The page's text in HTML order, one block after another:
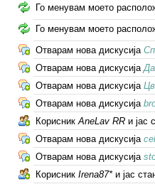
Го менувам моето
Го менувам моето
Отварам нова дискусија
Отварам нова дискусија
Отварам нова дискусија
Отварам нова дискусија
КорисникAneLav RRи јас
Отварам нова дискусија
Отварам нова дискусија
Корисник Irena87*и јас